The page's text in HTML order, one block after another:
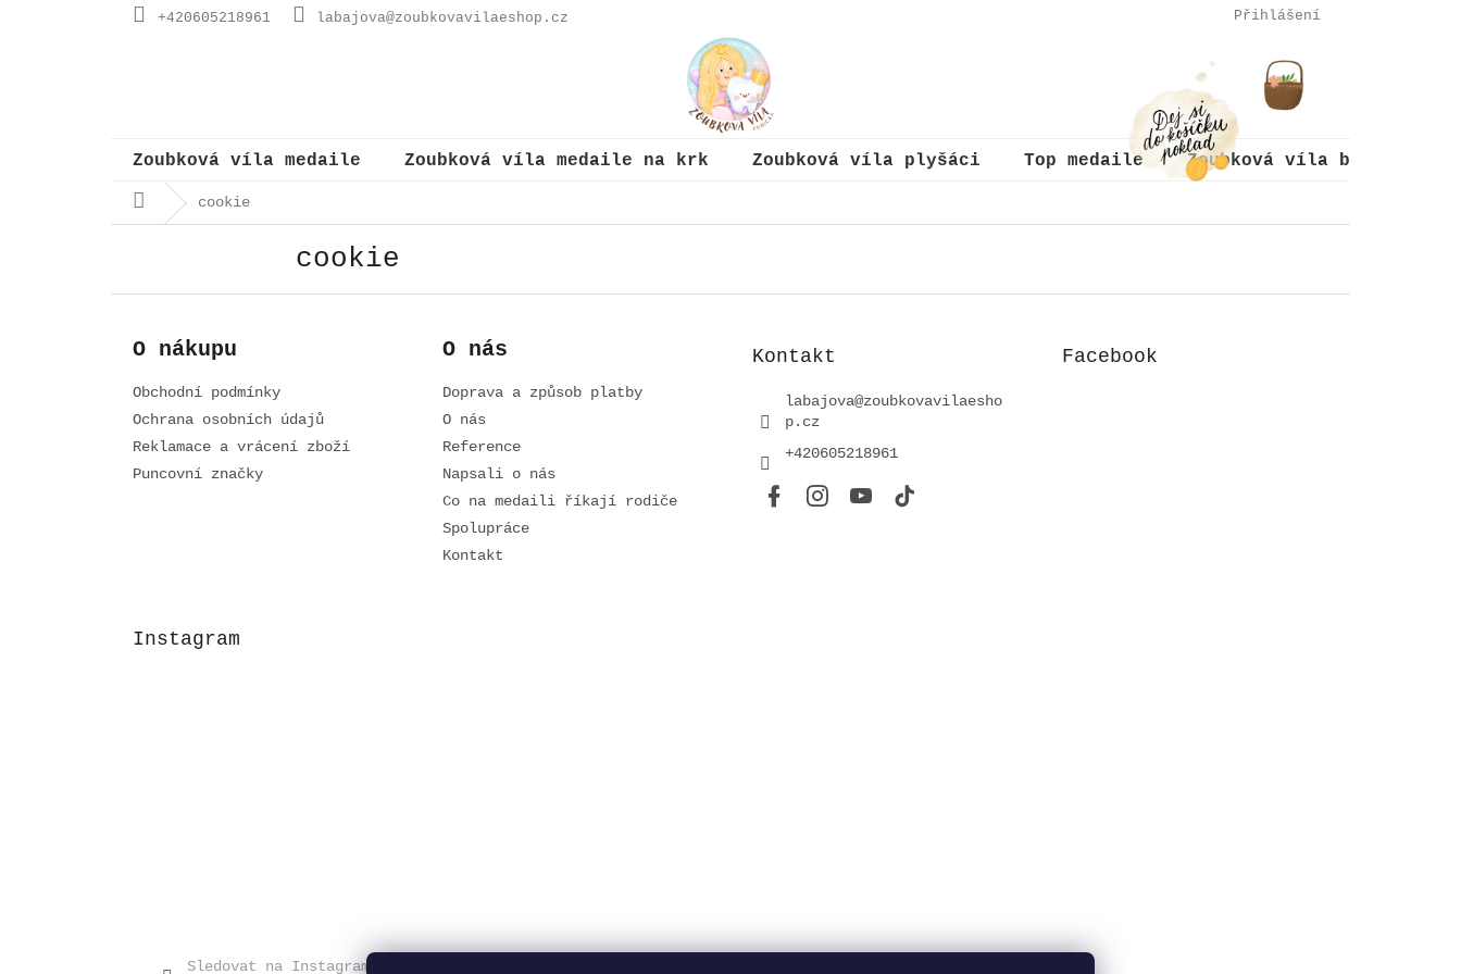
+420605218961 labajova@zoubkovavilaeshop.cz Přihlášení
Zoubková víla medaile Zoubková víla medaile na krk Zoubková víla plyšáci Top medaile Zoubková víla balíčky
Domů cookie
cookie
O nákupu
Obchodní podmínky
Ochrana osobních údajů
Reklamace a vrácení zboží
Puncovní značky
O nás
Doprava a způsob platby
O nás
Reference
Napsali o nás
Co na medaili říkají rodiče
Spolupráce
Kontakt
Kontakt
labajova@zoubkovavilaesho
p.cz
+420605218961
Facebook
Instagram
Sledovat na Instagramu